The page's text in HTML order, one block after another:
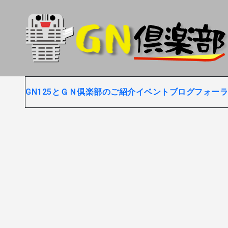
ッ
GN125とＧＮ倶楽部のご紹介イベントブログフォー